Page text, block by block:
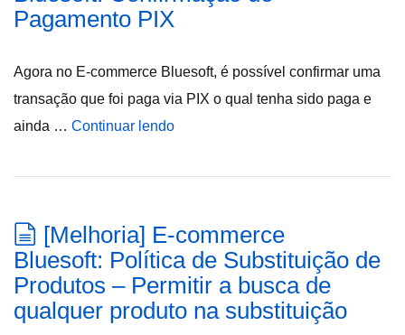
Pagamento PIX
Agora no E-commerce Bluesoft, é possível confirmar uma
transação que foi paga via PIX o qual tenha sido paga e
ainda … Continuar lendo
[Melhoria] E-commerce
Bluesoft: Política de Substituição de
Produtos – Permitir a busca de
qualquer produto na substituição